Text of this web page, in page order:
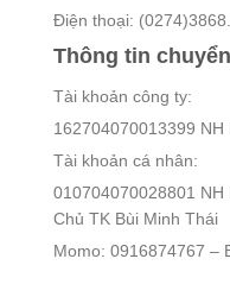
Điện thoại:
Thông tin
Tài khoản công ty:
162704070013399
Tài khoản cá nhân:
010704070028801 NH
Chủ TK Bùi Minh Thái
Momo: 0916874767 –